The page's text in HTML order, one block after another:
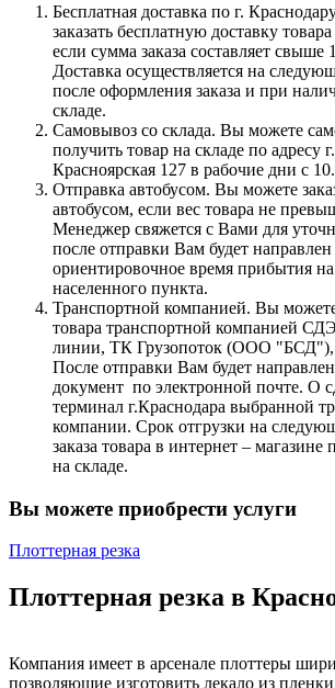
Бесплатная доставка по г.
заказать бесплатную доставку
если сумма заказа составляет свыше
Доставка осуществляется на
после оформления заказа и при
складе.
Самовывоз со склада. Вы можете
получить товар на складе по адресу
Красноярская 127 в рабочие дни с
Отправка автобусом. Вы можете
автобусом, если вес товара не
Менеджер свяжется с Вами для
после отправки Вам будет
ориентировочное время прибытия
населенного пункта.
Транспортной компанией. Вы можете
товара транспортной компанией
линии, ТК Грузопоток (ООО
После отправки Вам будет
документ по электронной почте. О
терминал г.Краснодара выбранной
компании. Срок отгрузки на
заказа товара в интернет – магазине
на складе.
Вы можете приобрести услуги
Плоттерная резка
Плоттерная резка в
Компания имеет в арсенале плоттеры
позволяющие изготовить лекало из